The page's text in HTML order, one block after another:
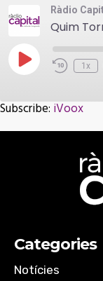
Ràdio
Play
Episode
1x
iVoox
SHARE
EMBED
Subscribe: iVoox
Categories
Notícies